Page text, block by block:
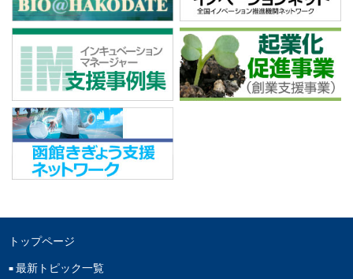
トップページ
最新トピック一覧